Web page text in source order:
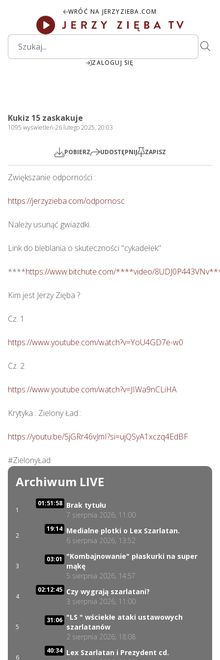
WRÓĆ NA JERZYZIEBA.COM
ZALOGUJ SIĘ
Kukiz 15 zaskakuje
1095 wyświetleń-26 lutego 2025, 20:03
POBIERZ UDOSTĘPNIJ ZAPISZ
Zwiększanie odporności :
https://jerzyzieba.com/odpornosc
Należy usunąć gwiazdki.
Link do bleblania o skuteczności "cykadełek"
****https://www.bitchute.com/****video/
Kim jest Jerzy Zięba ?
Cz. 1
https://www.youtube.com/watch?v=YoU4GD7e-w0
Cz. 2
https://www.youtube.com/watch?v=JIWa9nCLiHA
Krytyka : Zielony Ład :
https://youtu.be/5jGRr46vJmI?si=ujQSyA1xczq4EdBF
#ZielonyŁad
Archiwum LIVE
1
01:51:58 Brak tytułu
7 sierpnia 2026, 11:00
2
19:14 Medialne plotki o Lex Szarlatan.
6 sierpnia 2026, 13:52
3
03:01
"Kombajnowanie" płaskurki na super
mąkę
5 sierpnia 2026, 14:57
4
02:12:45 Czy wygrają szarlatani?
3 sierpnia 2026, 11:00
5
31:06 "LS " wściekłe ataki ustawowych
szarlatanów
2 sierpnia 2026, 18:08
6
40:34 Lex Szarlatan i Prezydent cd.